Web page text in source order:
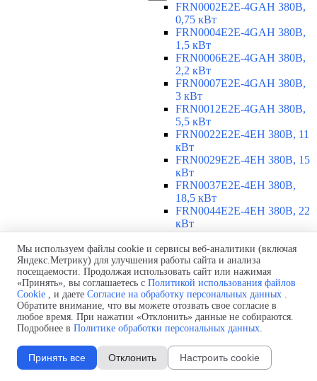
FRN0002E2E-4GAH 380В,
0,75 кВт
FRN0004E2E-4GAH 380В,
1,5 кВт
FRN0006E2E-4GAH 380В,
2,2 кВт
FRN0007E2E-4GAH 380В,
3 кВт
FRN0012E2E-4GAH 380В,
5,5 кВт
FRN0022E2E-4EH 380В, 11
кВт
FRN0029E2E-4EH 380В, 15
кВт
FRN0037E2E-4EH 380В,
18,5 кВт
FRN0044E2E-4EH 380В, 22
кВт
кВт
FRN0072E2E-4EH 380В, 37
кВт
FRN0085E2E-4EH 380В, 45
кВт
FRN0105E2E-4EH 380В, 55
кВт
FRN0139E2E-4EH 380В, 75
Мы используем файлы cookie и сервисы веб-аналитики (включая
Яндекс.Метрику) для улучшения работы сайта и анализа
посещаемости. Продолжая использовать сайт или нажимая
«Принять», вы соглашаетесь с Политикой использования файлов
Cookie , и даете Согласие на обработку персональных данных .
Обратите внимание, что вы можете отозвать свое согласие в
любое время. При нажатии «Отклонить» данные не собираются.
Подробнее в Политике обработки персональных данных.
Принять все Отклонить Настроить cookie